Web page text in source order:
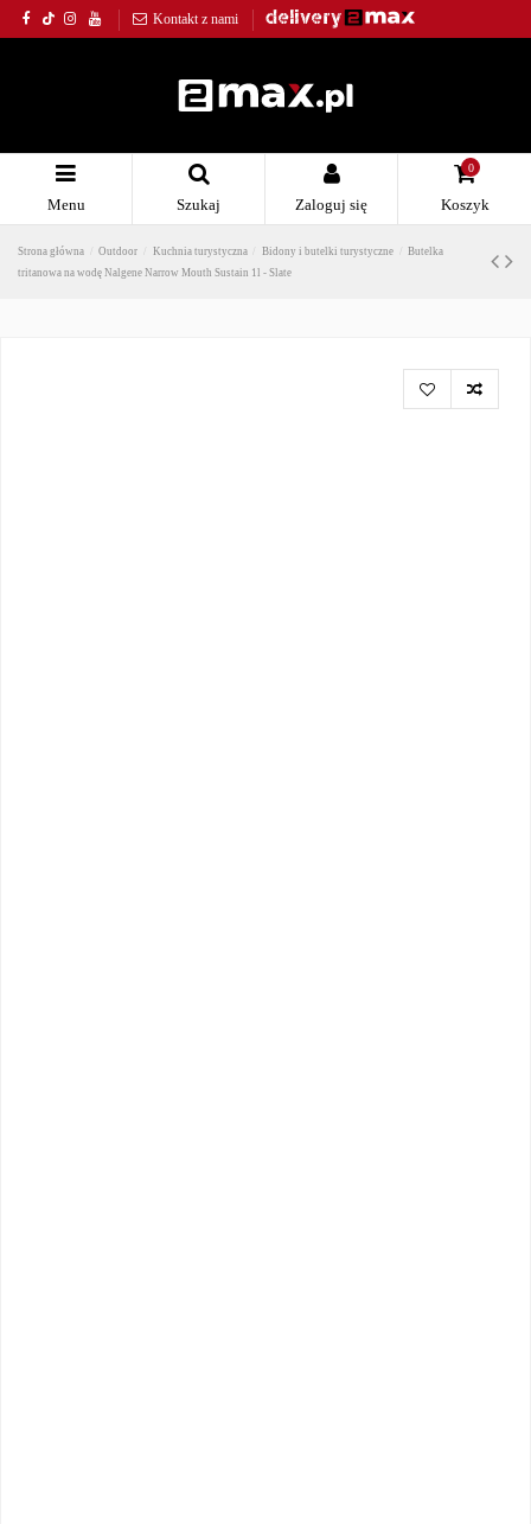
Kontakt z nami
Menu Szukaj Zaloguj się
0
Koszyk
Strona główna Outdoor Kuchnia turystyczna Bidony i butelki turystyczne
Butelka
tritanowa na wodę Nalgene Narrow Mouth Sustain 1l - Slate